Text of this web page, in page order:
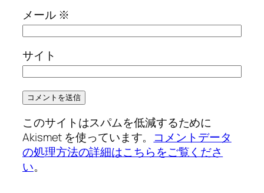
メール ※
サイト
このサイトはスパムを低減するために
Akismet を使っています。 コメントデータ
の処理方法の詳細はこちらをご覧くださ
い。